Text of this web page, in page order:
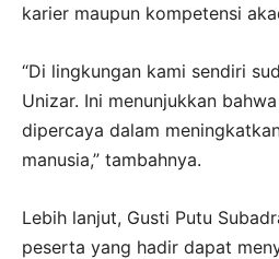
karier maupun kompetensi
“Di lingkungan kami sendiri
Unizar. Ini menunjukkan
dipercaya dalam
manusia,” tambahnya.
Lebih lanjut, Gusti Putu
peserta yang hadir dapat